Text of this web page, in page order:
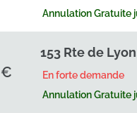
Annulation Gratuite
€
153 Rte de
En forte demande
Annulation Gratuite